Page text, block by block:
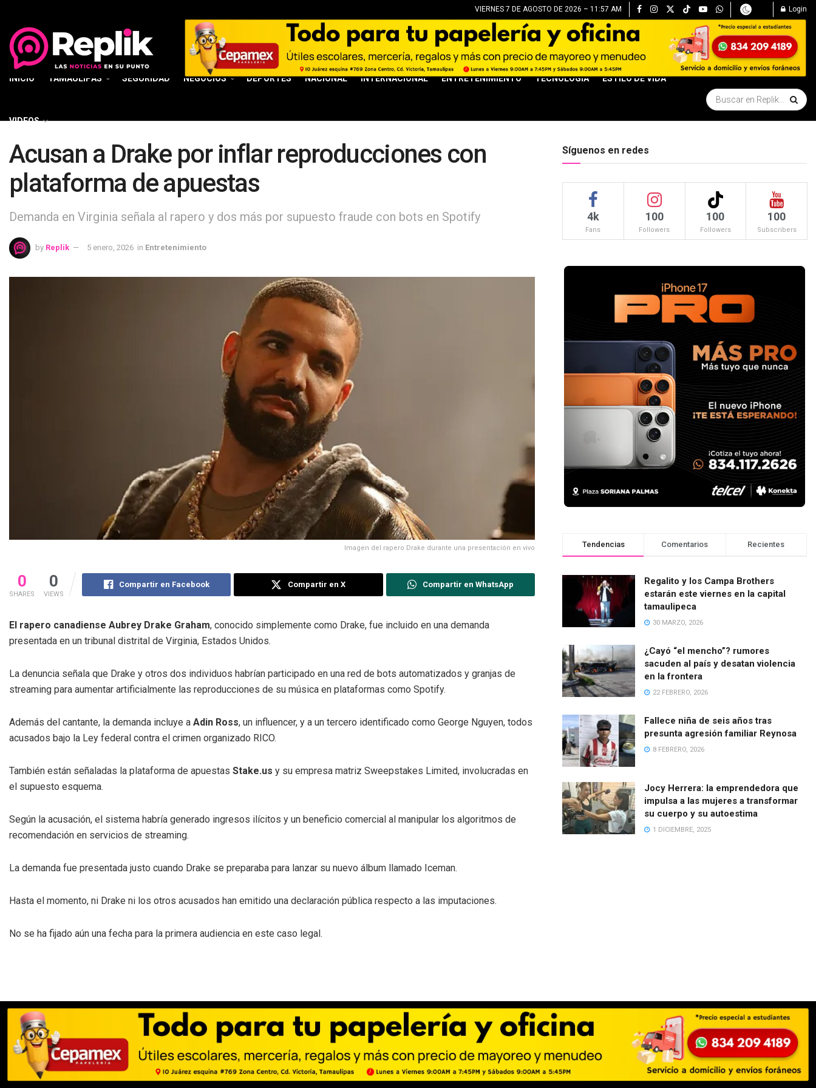
VIERNES 7 DE AGOSTO DE 2026 – 11:57 AM Login
INICIO TAMAULIPAS SEGURIDAD NEGOCIOS DEPORTES NACIONAL INTERNACIONAL ENTRETENIMIENTO TECNOLOGÍA ESTILO DE VIDA
VIDEOS
Acusan a Drake por inflar reproducciones con
plataforma de apuestas
Demanda en Virginia señala al rapero y dos más por supuesto fraude con bots en Spotify
by Replik 5 enero, 2026 in Entretenimiento
Imagen del rapero Drake durante una presentación en vivo
0
SHARES
0
VIEWS
Compartir en Facebook Compartir en X Compartir en WhatsApp
El rapero canadiense Aubrey Drake Graham, conocido simplemente como Drake, fue incluido en una demanda
presentada en un tribunal distrital de Virginia, Estados Unidos.
La denuncia señala que Drake y otros dos individuos habrían participado en una red de bots automatizados y granjas de
streaming para aumentar artificialmente las reproducciones de su música en plataformas como Spotify.
Además del cantante, la demanda incluye a Adin Ross, un influencer, y a un tercero identificado como George Nguyen, todos
acusados bajo la Ley federal contra el crimen organizado RICO.
También están señaladas la plataforma de apuestas Stake.us y su empresa matriz Sweepstakes Limited, involucradas en
el supuesto esquema.
Según la acusación, el sistema habría generado ingresos ilícitos y un beneficio comercial al manipular los algoritmos de
recomendación en servicios de streaming.
La demanda fue presentada justo cuando Drake se preparaba para lanzar su nuevo álbum llamado Iceman.
Hasta el momento, ni Drake ni los otros acusados han emitido una declaración pública respecto a las imputaciones.
No se ha fijado aún una fecha para la primera audiencia en este caso legal.
Síguenos en redes
4k
Fans
100
Followers
100
Followers
100
Subscribers
Tendencias Comentarios Recientes
Regalito y los Campa Brothers
estarán este viernes en la capital
tamaulipeca
30 MARZO, 2026
¿Cayó “el mencho”? rumores
sacuden al país y desatan violencia
en la frontera
22 FEBRERO, 2026
Fallece niña de seis años tras
presunta agresión familiar Reynosa
8 FEBRERO, 2026
Jocy Herrera: la emprendedora que
impulsa a las mujeres a transformar
su cuerpo y su autoestima
1 DICIEMBRE, 2025